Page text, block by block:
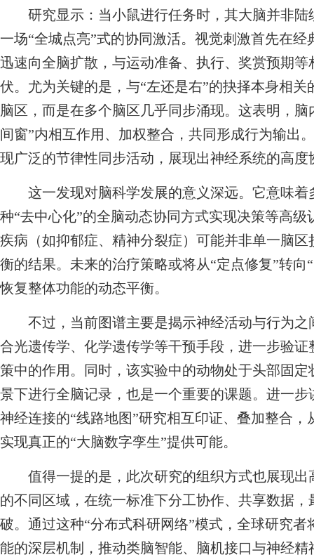
研究显示：当小鼠进行任务时，其大脑并非陆
一场“全城点亮”式的协同激活。视觉刺激首先在
迅速向全脑扩散，与运动准备、执行、奖赏预期
伏。尤为关键的是，与“左还是右”的抉择本身相
脑区，而是在多个脑区几乎同步涌现。这表明，
间窗”内相互作用、加权整合，共同形成行为输出
现广泛的节律性同步活动，展现出神经系统的高度
这一发现对脑科学发展的意义深远。它意味着
种“去中心化”的全脑动态协同方式实现决策等高
疾病（如抑郁症、精神分裂症）可能并非单一脑
衡的结果。未来的治疗策略或将从“定点修复”转
恢复整体功能的动态平衡。
不过，当前图谱主要是揭示神经活动与行为之
合光遗传学、化学遗传学等干预手段，进一步验
策中的作用。同时，该实验中的动物处于头部固
景下进行全脑记录，也是一个重要的课题。进一
神经连接的“线路地图”研究相互印证、叠加整合
实现真正的“大脑数字孪生”提供可能。
值得一提的是，此次研究的组织方式也展现出
的不同区域，在统一标准下分工协作、共享数据
破。通过这种“分布式科研网络”模式，全球研究
能的深层机制，推动类脑智能、脑机接口与神经